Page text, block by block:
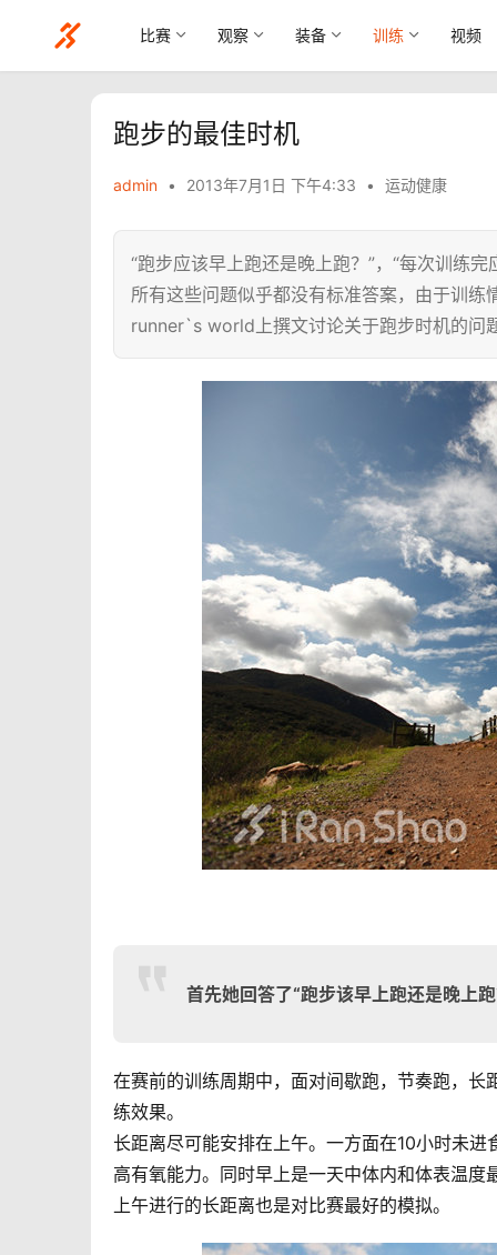
比赛 观察 装备 训练 视频
跑步的最佳时机
admin • 2013年7月1日 下午4:33 • 运动健康
“跑步应该早上跑还是晚上跑？”，“每次训练
所有这些问题似乎都没有标准答案，由于训
runner`s world上撰文讨论关于跑步时机的问
首先她回答了“跑步该早上跑还是晚上
在赛前的训练周期中，面对间歇跑，节奏跑，
练效果。
长距离尽可能安排在上午。一方面在10小时未
高有氧能力。同时早上是一天中体内和体表温
上午进行的长距离也是对比赛最好的模拟。